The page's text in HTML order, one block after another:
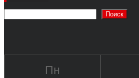
Поиск
Пн